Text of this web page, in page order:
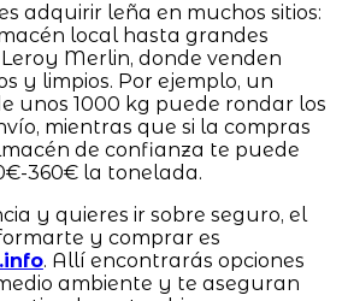
adquirir leña en muchos sitios:
local hasta grandes
Merlin, donde venden
y limpios. Por ejemplo, un
unos 1000 kg puede rondar los
mientras que si la compras
de confianza te puede
360€ la tonelada.
y quieres ir sobre seguro, el
y comprar es
. Allí encontrarás opciones
ambiente y te aseguran